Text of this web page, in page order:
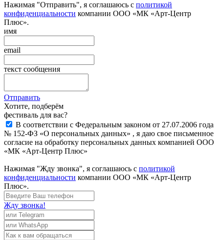
Нажимая "Отправить", я соглашаюсь с политикой
конфиденциальности компании ООО «МК «Арт-Центр
Плюс».
имя
email
текст сообщения
Отправить
Хотите, подберём
фестиваль для вас?
В соответствии с Федеральным законом от 27.07.2006 года
№ 152-ФЗ «О персональных данных» , я даю свое письменное
согласие на обработку персональных данных компанией ООО
«МК «Арт-Центр Плюс»
Нажимая "Жду звонка", я соглашаюсь с политикой
конфиденциальности компании ООО «МК «Арт-Центр
Плюс».
Жду звонка!